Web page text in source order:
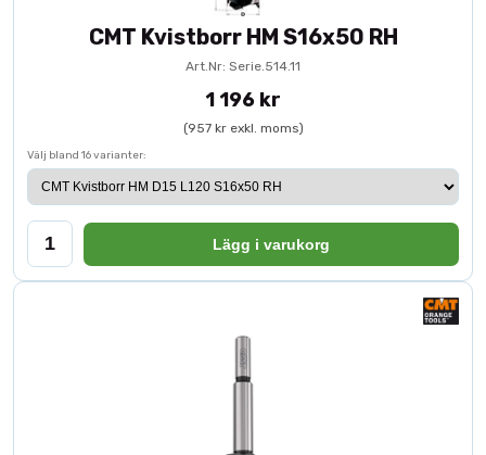
CMT Kvistborr HM S16x50 RH
Art.Nr: Serie.514.11
1 196 kr
(957 kr exkl. moms)
Välj bland 16 varianter:
Lägg i varukorg